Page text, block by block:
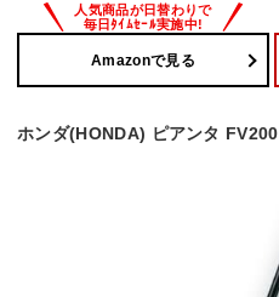
Amazonで見る
ホンダ(HONDA) ピアンタ FV200